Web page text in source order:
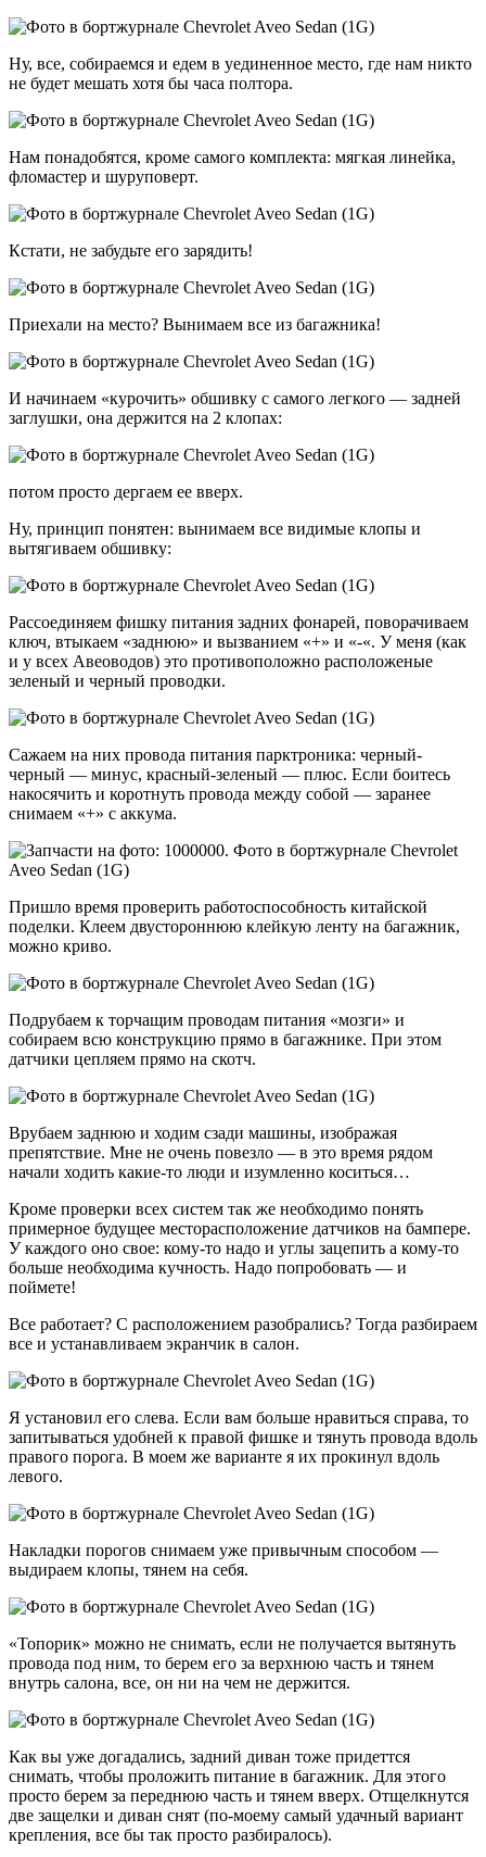
Ну, все, собираемся и едем в уединенное место, где нам никто
не будет мешать хотя бы часа полтора.
Нам понадобятся, кроме самого комплекта: мягкая линейка,
фломастер и шуруповерт.
Кстати, не забудьте его зарядить!
Приехали на место? Вынимаем все из багажника!
И начинаем «курочить» обшивку с самого легкого — задней
заглушки, она держится на 2 клопах:
потом просто дергаем ее вверх.
Ну, принцип понятен: вынимаем все видимые клопы и
вытягиваем обшивку:
Рассоединяем фишку питания задних фонарей, поворачиваем
ключ, втыкаем «заднюю» и вызванием «+» и «-«. У меня (как
и у всех Авеоводов) это противоположно расположеные
зеленый и черный проводки.
Сажаем на них провода питания парктроника: черный-
черный — минус, красный-зеленый — плюс. Если боитесь
накосячить и коротнуть провода между собой — заранее
снимаем «+» с аккума.
Пришло время проверить работоспособность китайской
поделки. Клеем двустороннюю клейкую ленту на багажник,
можно криво.
Подрубаем к торчащим проводам питания «мозги» и
собираем всю конструкцию прямо в багажнике. При этом
датчики цепляем прямо на скотч.
Врубаем заднюю и ходим сзади машины, изображая
препятствие. Мне не очень повезло — в это время рядом
начали ходить какие-то люди и изумленно коситься…
Кроме проверки всех систем так же необходимо понять
примерное будущее месторасположение датчиков на бампере.
У каждого оно свое: кому-то надо и углы зацепить а кому-то
больше необходима кучность. Надо попробовать — и
поймете!
Все работает? С расположением разобрались? Тогда разбираем
все и устанавливаем экранчик в салон.
Я установил его слева. Если вам больше нравиться справа, то
запитываться удобней к правой фишке и тянуть провода вдоль
правого порога. В моем же варианте я их прокинул вдоль
левого.
Накладки порогов снимаем уже привычным способом —
выдираем клопы, тянем на себя.
«Топорик» можно не снимать, если не получается вытянуть
провода под ним, то берем его за верхнюю часть и тянем
внутрь салона, все, он ни на чем не держится.
Как вы уже догадались, задний диван тоже придеттся
снимать, чтобы проложить питание в багажник. Для этого
просто берем за переднюю часть и тянем вверх. Отщелкнутся
две защелки и диван снят (по-моему самый удачный вариант
крепления, все бы так просто разбиралось).